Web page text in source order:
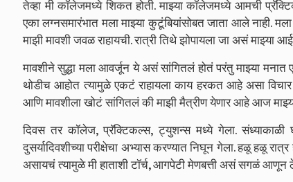
तेव्हा मी कॉलेजमध्ये शिकत होती. माझ्या कॉलेजमध्ये आमची
एका लग्नसमारंभात मला माझ्या कुटूंबियांसोबत जाता आले नाही. मला
माझी मावशी जवळ राहायची. रात्री तिथे झोपायला जा असं माझ्या
मावशीने सुद्धा मला आवर्जून ये असं सांगितलं होतं परंतु माझ्या
थोडीच आहोत त्यामुळे एकटं राहायला काय हरकत आहे असा
आणि मावशीला खोटं सांगितलं की माझी मैत्रीण येणार आहे आज
दिवस तर कॉलेज, प्रॅक्टिकल्स, ट्युशन्स मध्ये गेला. संध्याकाळी
दुसर्यादिवशीच्या परीक्षेचा अभ्यास करण्यात निघून गेला. हळू हळू
असायचं त्यामुळे मी हाताशी टॉर्च, आगपेटी मेणबत्ती असं सगळं आणून